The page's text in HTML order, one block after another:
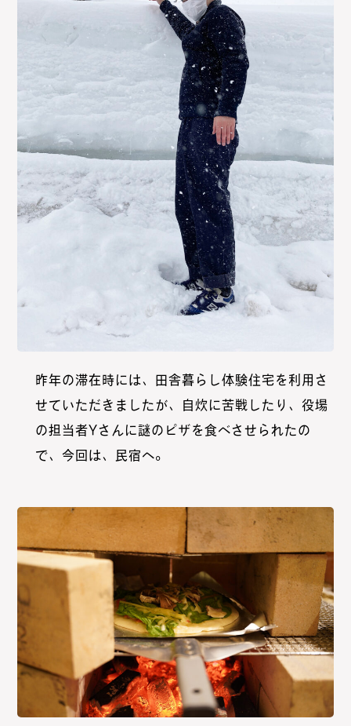
昨年の滞在時には、田舎暮らし体験住宅を利用さ
せていただきましたが、自炊に苦戦したり、役場
の担当者Yさんに謎のピザを食べさせられたの
で、今回は、民宿へ。